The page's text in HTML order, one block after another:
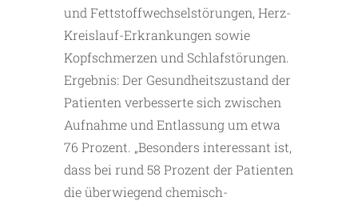
und Fettstoffwechselstörungen, Herz-
Kreislauf-Erkrankungen sowie
Kopfschmerzen und Schlafstörungen.
Ergebnis: Der Gesundheitszustand der
Patienten verbesserte sich zwischen
Aufnahme und Entlassung um etwa
76 Prozent. „Besonders interessant ist,
dass bei rund 58 Prozent der Patienten
die überwiegend chemisch-